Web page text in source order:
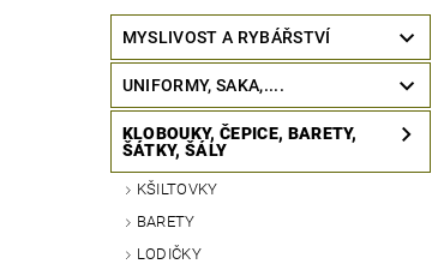
MYSLIVOST A RYBÁŘSTVÍ
UNIFORMY, SAKA,....
KLOBOUKY, ČEPICE, BARETY,
ŠÁTKY, ŠÁLY
KŠILTOVKY
BARETY
LODIČKY